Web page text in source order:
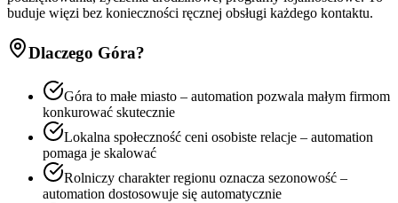
buduje więzi bez konieczności ręcznej obsługi każdego kontaktu.
Dlaczego Góra?
Góra to małe miasto – automation pozwala małym firmom
konkurować skutecznie
Lokalna społeczność ceni osobiste relacje – automation
pomaga je skalować
Rolniczy charakter regionu oznacza sezonowość –
automation dostosowuje się automatycznie